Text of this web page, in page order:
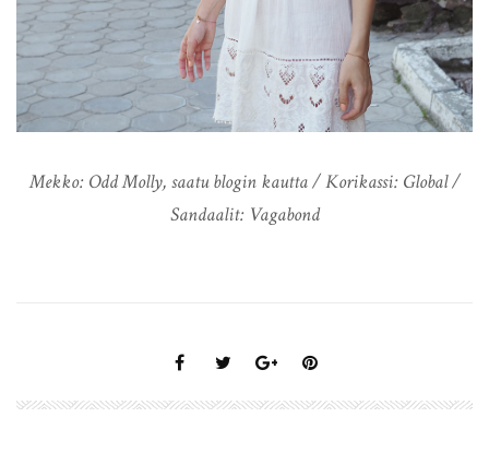
Mekko: Odd Molly, saatu blogin kautta / Korikassi: Global /
Sandaalit: Vagabond